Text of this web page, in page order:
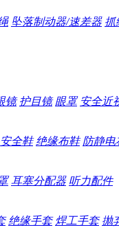
坠落制动器/速差器 抓
镜 护目镜 眼罩 安全近
安全鞋 绝缘布鞋 防静电
耳塞分配器 听力配件
绝缘手套 焊工手套 抛